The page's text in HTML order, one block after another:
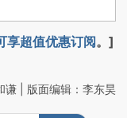
享超值优惠订阅。]
谦 | 版面编辑：李东昊